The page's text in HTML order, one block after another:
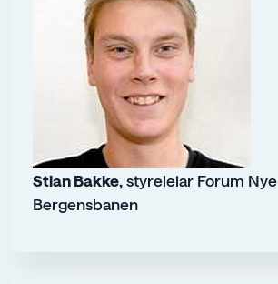
Stian Bakke, styreleiar Forum Nye
Bergensbanen